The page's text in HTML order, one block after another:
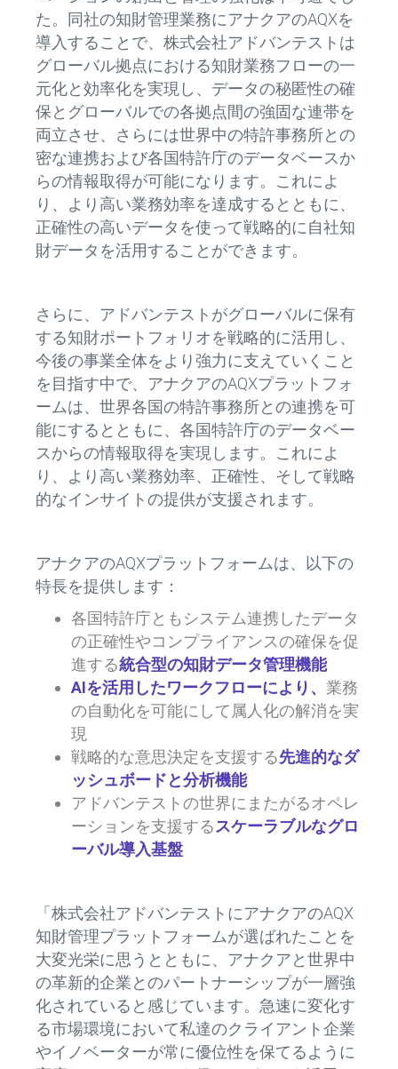
た。同社の知財管理業務にアナクアのAQXを
導入することで、株式会社アドバンテストは
グローバル拠点における知財業務フローの一
元化と効率化を実現し、データの秘匿性の確
保とグローバルでの各拠点間の強固な連帯を
両立させ、さらには世界中の特許事務所との
密な連携および各国特許庁のデータベースか
らの情報取得が可能になります。これによ
り、より高い業務効率を達成するとともに、
正確性の高いデータを使って戦略的に自社知
財データを活用することができます。
さらに、アドバンテストがグローバルに保有
する知財ポートフォリオを戦略的に活用し、
今後の事業全体をより強力に支えていくこと
を目指す中で、アナクアのAQXプラットフォ
ームは、世界各国の特許事務所との連携を可
能にするとともに、各国特許庁のデータベー
スからの情報取得を実現します。これによ
り、より高い業務効率、正確性、そして戦略
的なインサイトの提供が支援されます。
アナクアのAQXプラットフォームは、以下の
特長を提供します：
各国特許庁ともシステム連携したデータ
の正確性やコンプライアンスの確保を促
進する統合型の知財データ管理機能
AIを活用したワークフローにより、 業務
の自動化を可能にして属人化の解消を実
現
戦略的な意思決定を支援する先進的なダ
ッシュボードと分析機能
アドバンテストの世界にまたがるオペレ
ーションを支援するスケーラブルなグロ
ーバル導入基盤
「株式会社アドバンテストにアナクアのAQX
知財管理プラットフォームが選ばれたことを
大変光栄に思うとともに、アナクアと世界中
の革新的企業とのパートナーシップが一層強
化されていると感じています。急速に変化す
る市場環境において私達のクライアント企業
やイノベーターが常に優位性を保てるように